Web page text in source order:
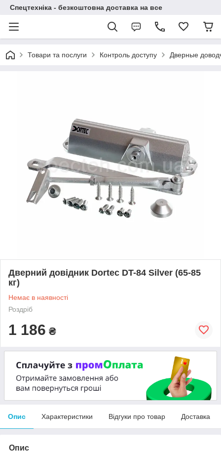
Спецтехніка - безкоштовна доставка на все
Товари та послуги Контроль доступу Дверные
Дверний довідник Dortec DT-84 Silver (65-85
кг)
Немає в наявності
Роздріб
1 186 ₴
Опис Характеристики Відгуки про товар Доставка
Опис